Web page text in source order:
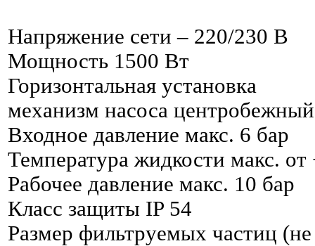
Напряжение сети – 220/230 В
Мощность 1500 Вт
Горизонтальная установка
механизм насоса центробежный
Входное давление макс. 6 бар
Температура жидкости макс. от
Рабочее давление макс. 10 бар
Класс защиты IP 54
Размер фильтруемых частиц